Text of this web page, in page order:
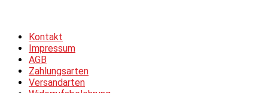
Kontakt
Impressum
AGB
Zahlungsarten
Versandarten